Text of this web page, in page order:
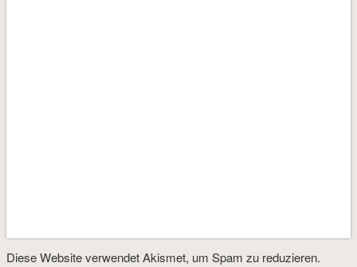
Diese Website verwendet Akismet, um Spam zu reduzieren.